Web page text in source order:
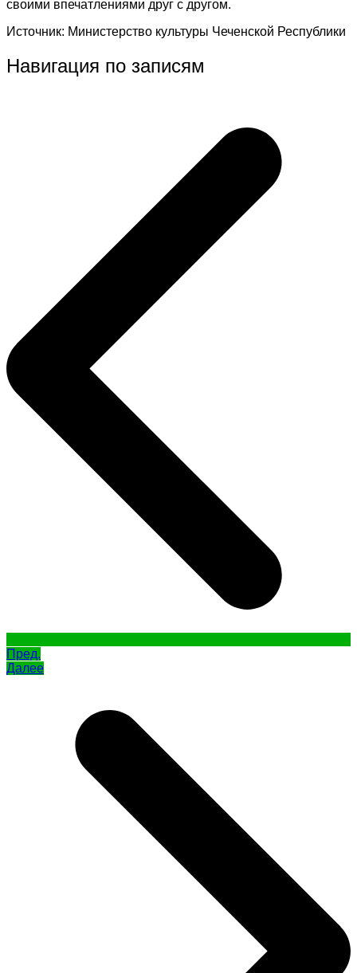
своими впечатлениями друг с другом.
Источник: Министерство культуры Чеченской Республики
Навигация по записям
Пред.
Далее